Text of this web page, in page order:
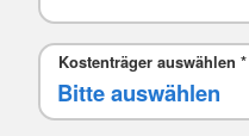
Kostenträger auswählen *